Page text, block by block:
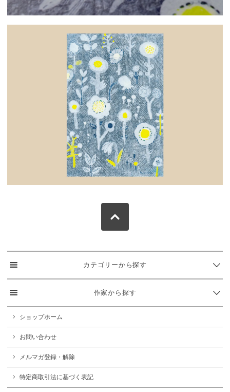
カテゴリーから探す
作家から探す
ショップホーム
お問い合わせ
メルマガ登録・解除
特定商取引法に基づく表記